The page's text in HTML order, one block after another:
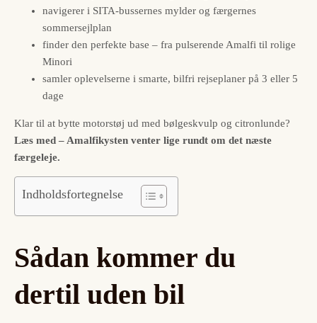
navigerer i SITA-bussernes mylder og færgernes
sommersejlplan
finder den perfekte base – fra pulserende Amalfi til rolige
Minori
samler oplevelserne i smarte, bilfri rejseplaner på 3 eller 5
dage
Klar til at bytte motorstøj ud med bølgeskvulp og citronlunde?
Læs med – Amalfikysten venter lige rundt om det næste
færgeleje.
Indholdsfortegnelse
Sådan kommer du
dertil uden bil